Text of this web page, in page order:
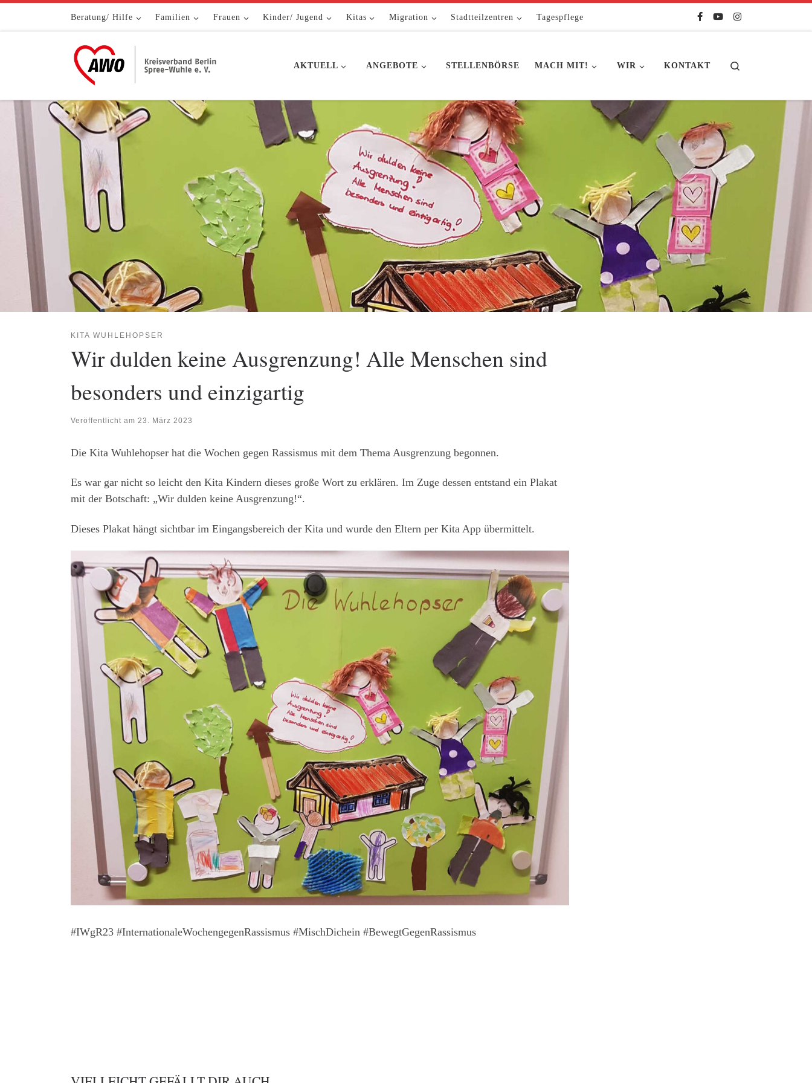
Zum Inhalt springenBeratung/ Hilfe Familien Frauen Kinder/ Jugend Kitas Migration Stadtteilzentren Tagespflege
AKTUELL ANGEBOTE STELLENBÖRSE MACH MIT! WIR KONTAKT
KITA WUHLEHOPSER
Wir dulden keine Ausgrenzung! Alle Menschen sind
besonders und einzigartig
Veröffentlicht am 23. März 2023
Die Kita Wuhlehopser hat die Wochen gegen Rassismus mit dem Thema Ausgrenzung begonnen.
Es war gar nicht so leicht den Kita Kindern dieses große Wort zu erklären. Im Zuge dessen entstand ein Plakat
mit der Botschaft: „Wir dulden keine Ausgrenzung!“.
Dieses Plakat hängt sichtbar im Eingangsbereich der Kita und wurde den Eltern per Kita App übermittelt.
#IWgR23 #InternationaleWochengegenRassismus #MischDichein #BewegtGegenRassismus